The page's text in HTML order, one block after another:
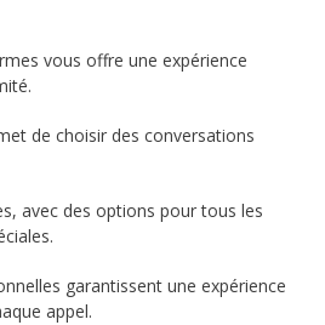
vous offre une expérience
de choisir des conversations
avec des options pour tous les
garantissent une expérience
appel.